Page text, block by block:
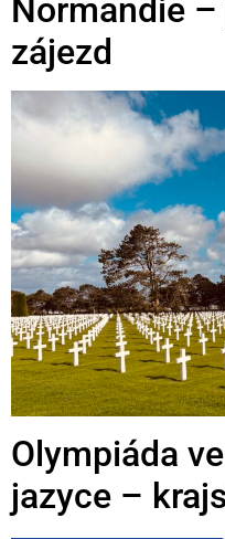
Normandie
zájezd
Olympiáda
jazyce –